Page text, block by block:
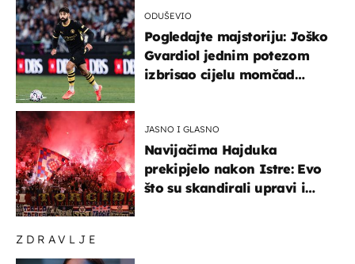
ZDRAVLJE
ODUŠEVIO
Pogledajte majstoriju: Joško
Gvardiol jednim potezom
izbrisao cijelu momčad
JASNO I GLASNO
Navijačima Hajduka
prekipjelo nakon Istre: Evo
što su skandirali upravi i